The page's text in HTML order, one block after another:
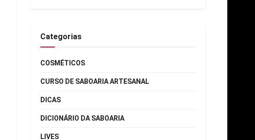
Categorias
COSMÉTICOS
CURSO DE SABOARIA ARTESANAL
DICAS
DICIONÁRIO DA SABOARIA
LIVES